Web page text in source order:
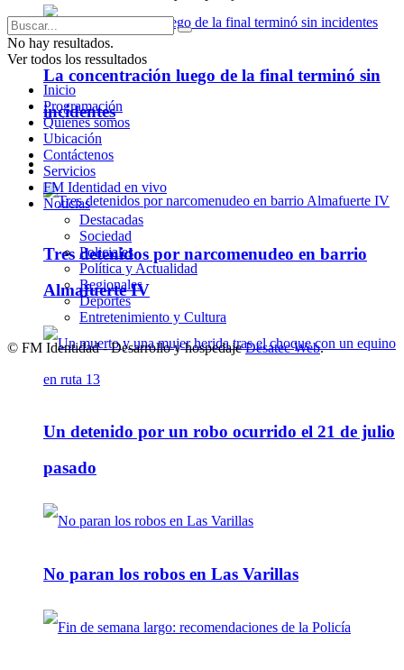
La concentración luego de la final terminó sin
incidentes
Policiales
Tres detenidos por narcomenudeo en barrio
Almafuerte IV
Un detenido por un robo ocurrido el 21 de julio
pasado
No paran los robos en Las Varillas
No hay resultados.
Ver todos los ressultados
Inicio
Programación
Quienes somos
Ubicación
Contáctenos
Servicios
FM Identidad en vivo
Noticias
Destacadas
Sociedad
Policiales
Política y Actualidad
Regionales
Deportes
Entretenimiento y Cultura
© FM Identidad - Desarrollo y hospedajeDesatec Web.